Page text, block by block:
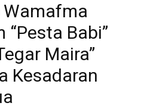
Wamafma
Babi”
Maira”
Kesadaran